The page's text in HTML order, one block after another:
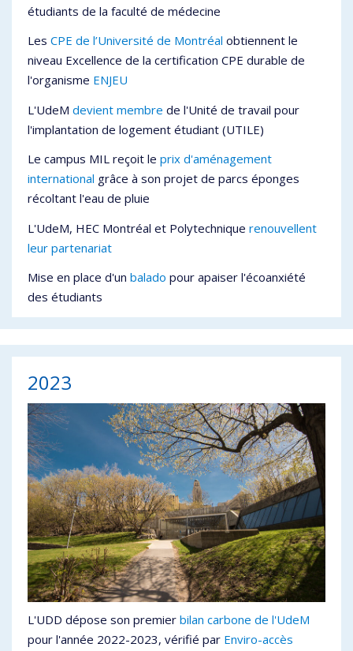
étudiants de la faculté de médecine
Les CPE de l’Université de Montréal obtiennent le
niveau Excellence de la certification CPE durable de
l'organisme ENJEU
L'UdeM devient membre de l'Unité de travail pour
l'implantation de logement étudiant (UTILE)
Le campus MIL reçoit le prix d'aménagement
international grâce à son projet de parcs éponges
récoltant l'eau de pluie
L'UdeM, HEC Montréal et Polytechnique renouvellent
leur partenariat
Mise en place d'un balado pour apaiser l'écoanxiété
des étudiants
2023
L'UDD dépose son premier bilan carbone de l'UdeM
pour l'année 2022-2023, vérifié par Enviro-accès